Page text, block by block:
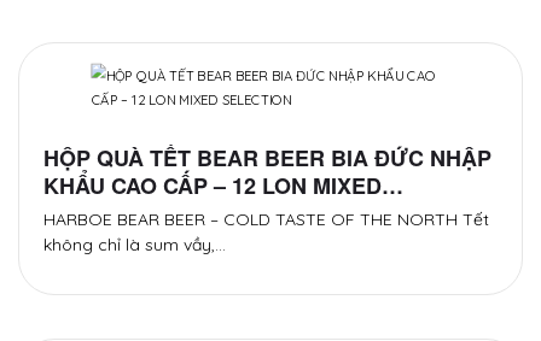
HỘP QUÀ TẾT BEAR BEER BIA ĐỨC NHẬP
KHẨU CAO CẤP – 12 LON MIXED
SELECTION
HARBOE BEAR BEER – COLD TASTE OF THE NORTH Tết
không chỉ là sum vầy,…